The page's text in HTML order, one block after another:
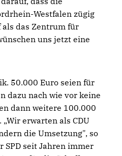
Westfalen zügig
als das Zentrum für
uns jetzt eine
50.000 Euro seien für
dazu nach wie vor keine
dann weitere 100.000
erwarten als CDU
die Umsetzung", so
SPD seit Jahren immer